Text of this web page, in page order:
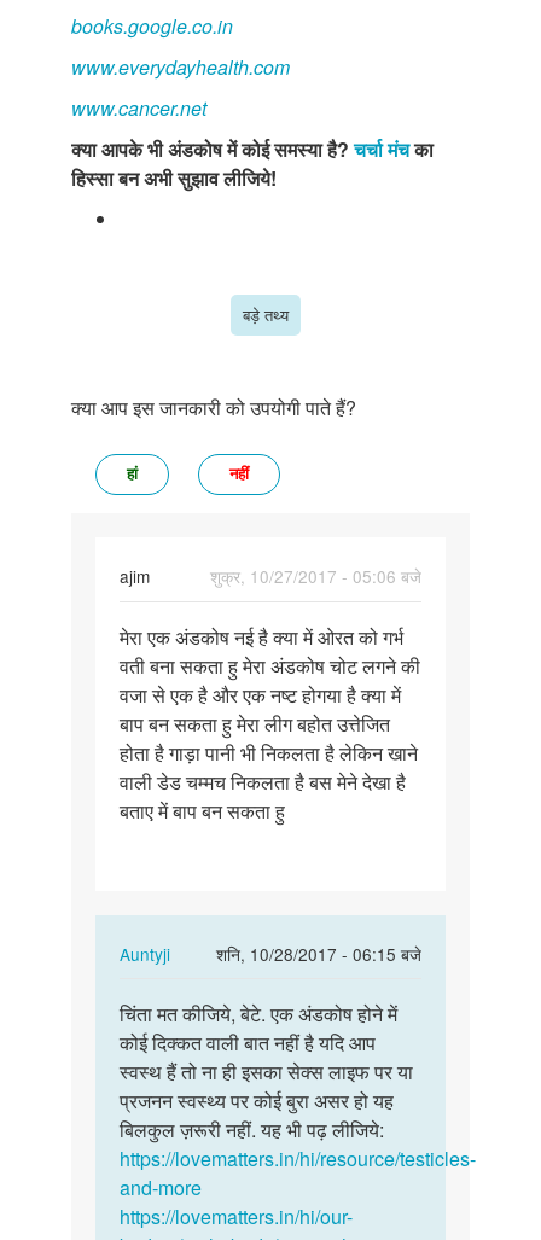
books.google.co.in
www.everydayhealth.com
www.cancer.net
क्या आपके भी अंडकोष में कोई समस्या है?चर्चा मंचका
हिस्सा बन अभी सुझाव लीजिये!
बड़े तथ्य
क्या आप इस जानकारी को उपयोगी पाते हैं?
हां नहीं
ajim
शुक्र, 10/27/2017 - 05:06 बजे
मेरा
एक
अंडकोष
नई
है
क्या…
मेरा एक अंडकोष नई है क्या में ओरत को गर्भ
वती बना सकता हु मेरा अंडकोष चोट लगने की
वजा से एक है और एक नष्ट होगया है क्या में
बाप बन सकता हु मेरा लीग बहोत उत्तेजित
होता है गाड़ा पानी भी निकलता है लेकिन खाने
वाली डेड चम्मच निकलता है बस मेने देखा है
बताए में बाप बन सकता हु
Auntyji
शनि, 10/28/2017 - 06:15 बजे
In
to
मेरा
एक
अंडकोष
नई
है
क्या…
by
चिंता
मत
कीजिये,
बेटे.
एक…
चिंता मत कीजिये, बेटे. एक अंडकोष होने में
कोई दिक्कत वाली बात नहीं है यदि आप
स्वस्थ हैं तो ना ही इसका सेक्स लाइफ पर या
प्रजनन स्वस्थ्य पर कोई बुरा असर हो यह
बिलकुल ज़रूरी नहीं. यह भी पढ़ लीजिये:
https://lovematters.in/hi/resource/testicles-
and-more
https://lovematters.in/hi/our-